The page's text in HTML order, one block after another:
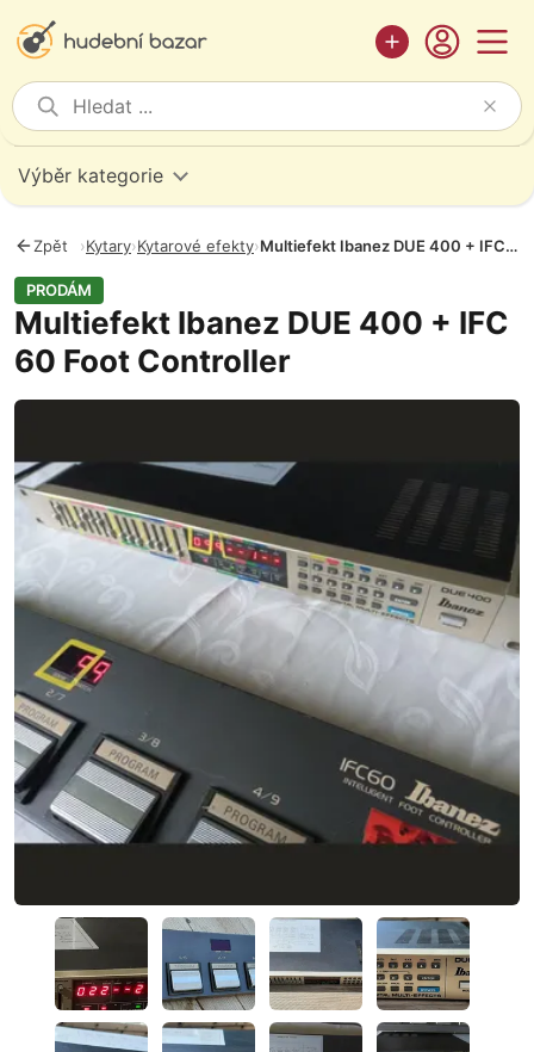
Výběr kategorie
Zpět ›Kytary›Kytarové efekty› Multiefekt Ibanez DUE 400 + IFC 60 Foot Controller
PRODÁM
Multiefekt Ibanez DUE 400 + IFC
60 Foot Controller
Fotografie